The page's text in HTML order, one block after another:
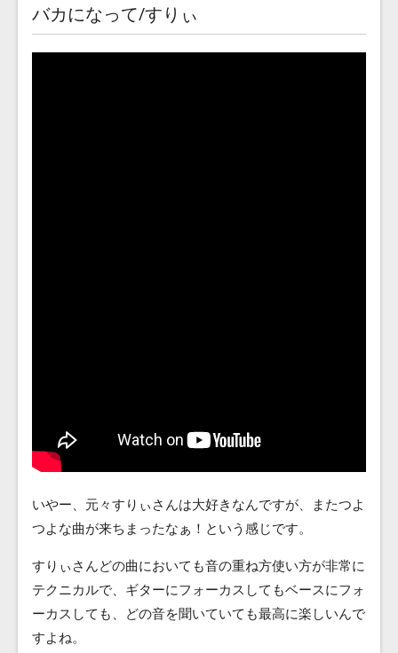
バカになって/すりぃ
いやー、元々すりぃさんは大好きなんですが、またつよ
つよな曲が来ちまったなぁ！という感じです。
すりぃさんどの曲においても音の重ね方使い方が非常に
テクニカルで、ギターにフォーカスしてもベースにフォ
ーカスしても、どの音を聞いていても最高に楽しいんで
すよね。